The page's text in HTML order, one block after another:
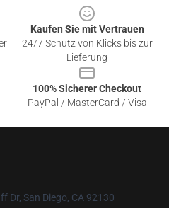
Kaufen Sie mit Vertrauen
24/7 Schutz von Klicks bis zur
Lieferung
100% Sicherer Checkout
PayPal / MasterCard / Visa
Dr, San Diego, CA 92130